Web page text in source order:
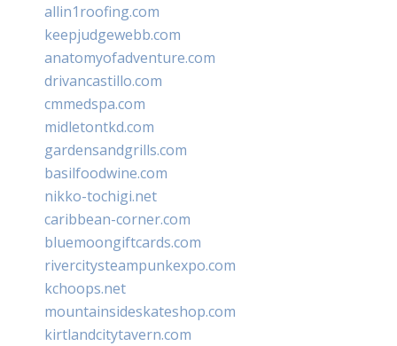
allin1roofing.com
keepjudgewebb.com
anatomyofadventure.com
drivancastillo.com
cmmedspa.com
midletontkd.com
gardensandgrills.com
basilfoodwine.com
nikko-tochigi.net
caribbean-corner.com
bluemoongiftcards.com
rivercitysteampunkexpo.com
kchoops.net
mountainsideskateshop.com
kirtlandcitytavern.com